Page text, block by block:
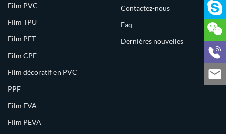
Film PVC
Film TPU
Film PET
Film CPE
Film décoratif en PVC
PPF
Film EVA
Film PEVA
Contactez-nous
Faq
Dernières nouvelles